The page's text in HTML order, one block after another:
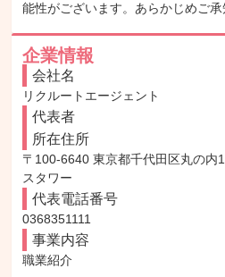
能性がございます。あらかじめご承
企業情報
会社名
リクルートエージェント
代表者
所在住所
〒100-6640 東京都千代田区丸の内
スタワー
代表電話番号
0368351111
事業内容
職業紹介